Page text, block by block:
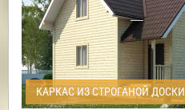
КАРКАС ИЗ СТРОГАНОЙ ДОСКИ